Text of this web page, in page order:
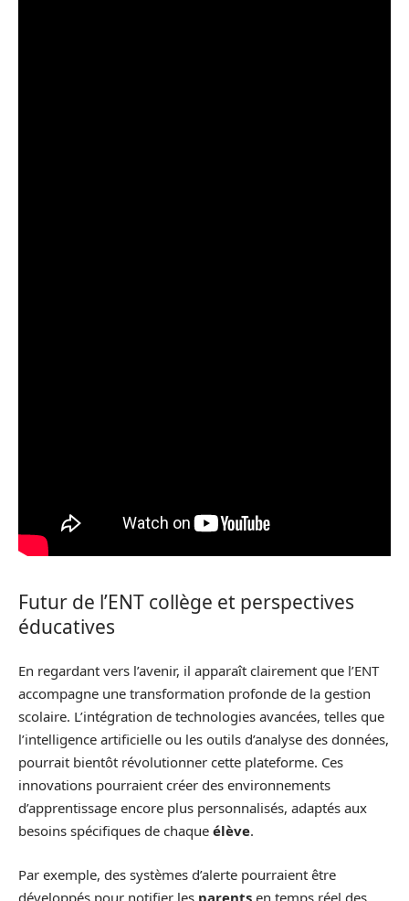
Futur de l’ENT collège et perspectives
éducatives
En regardant vers l’avenir, il apparaît clairement que l’ENT
accompagne une transformation profonde de la gestion
scolaire. L’intégration de technologies avancées, telles que
l’intelligence artificielle ou les outils d’analyse des données,
pourrait bientôt révolutionner cette plateforme. Ces
innovations pourraient créer des environnements
d’apprentissage encore plus personnalisés, adaptés aux
besoins spécifiques de chaque élève.
Par exemple, des systèmes d’alerte pourraient être
développés pour notifier les parents en temps réel des